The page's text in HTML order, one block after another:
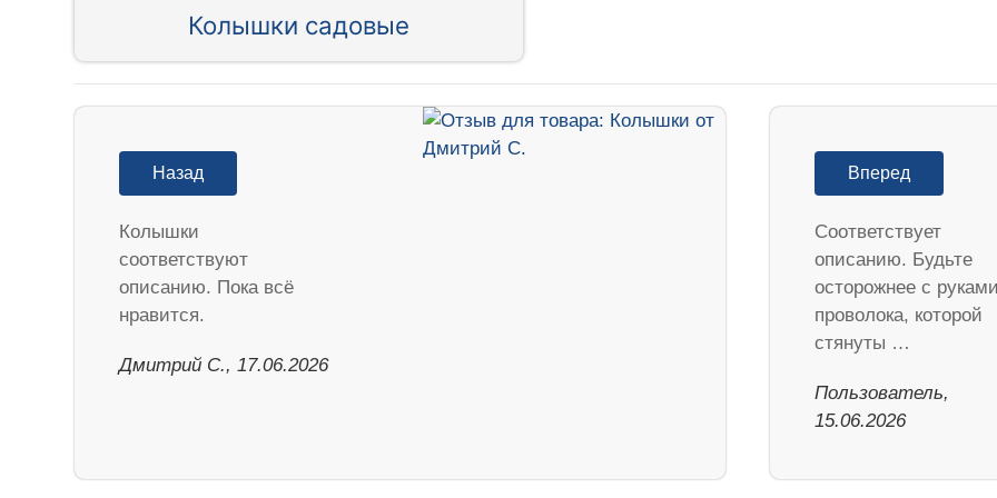
Колышки садовые
Назад
Колышки
соответствуют
описанию. Пока всё
нравится.
Дмитрий С., 17.06.2026
Вперед
Соответствует
описанию. Будьте
осторожнее с
проволока, которой
стянуты …
Пользователь,
15.06.2026